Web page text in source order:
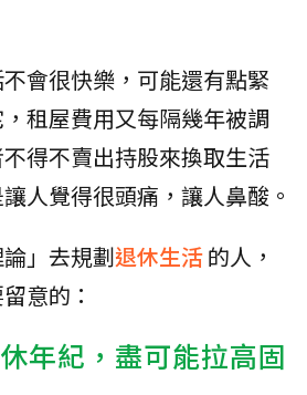
會很快樂，可能還有點緊
租屋費用又每隔幾年被調
得不賣出持股來換取生活
人覺得很頭痛，讓人鼻酸。
」去規劃退休生活的人，
意的：
年紀，盡可能拉高固